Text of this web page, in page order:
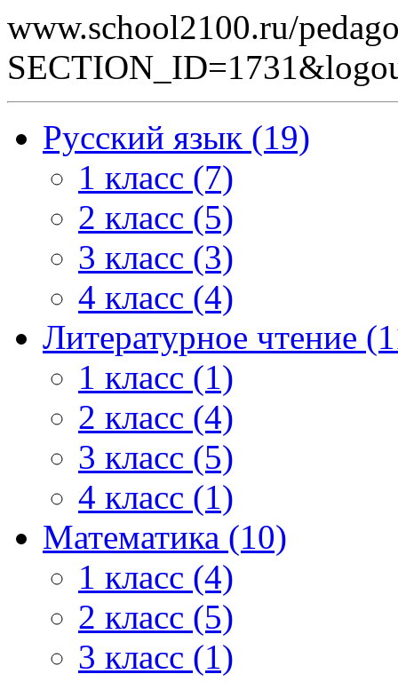
www.school2100.ru/
Русский язык (19)
1 класс (7)
2 класс (5)
3 класс (3)
4 класс (4)
Литературное чтение
1 класс (1)
2 класс (4)
3 класс (5)
4 класс (1)
Математика (10)
1 класс (4)
2 класс (5)
3 класс (1)